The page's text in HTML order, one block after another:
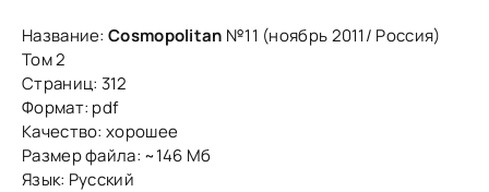
Название: Cosmopolitan №11 (ноябрь 2011/ Россия)
Том 2
Страниц: 312
Формат: pdf
Качество: хорошее
Размер файла: ~146 Мб
Язык: Русский